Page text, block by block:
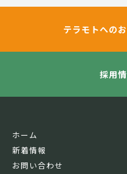
テラモトへの
採用
ホーム
新着情報
お問い合わせ